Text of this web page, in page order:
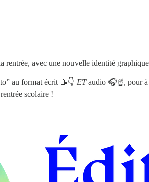
avec une nouvelle identité
au format écrit 📝👇 ETaudio 🎧☝️, pour à
scolaire !